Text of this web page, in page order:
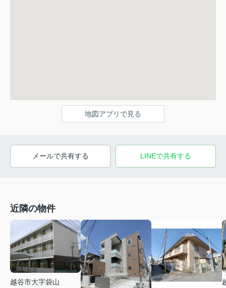
地図アプリで見る
メールで共有する LINEで共有する
近隣の物件
越谷市大字袋山